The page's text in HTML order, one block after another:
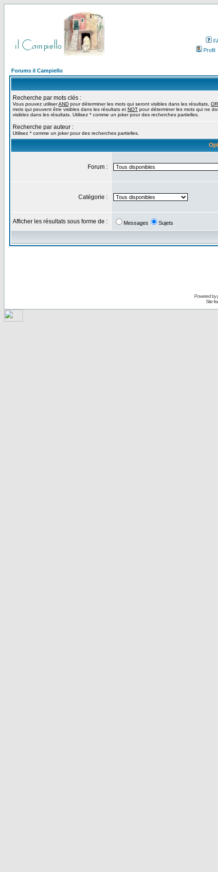
Profil
Forums il Campiello
Recherche par mots clés :
Vous pouvez utiliserAND pour déterminer les mots qui seront visibles dans les résultats, OR
mots qui peuvent être visibles dans les résultats et NOT pour déterminer les mots qui ne
visibles dans les résultats. Utilisez * comme un joker pour des recherches partielles.
Recherche par auteur :
Utilisez * comme un joker pour des recherches partielles.
Forum :
Catégorie :
Afficher les résultats sous forme de : Messages Sujets
Powered by
Site